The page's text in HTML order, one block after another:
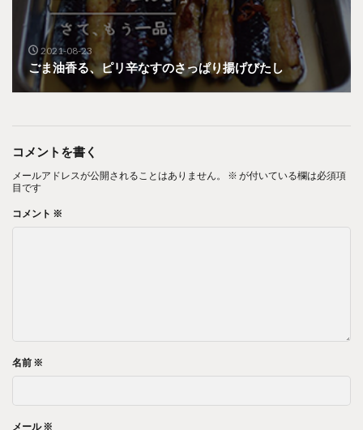
2021-08-23
ごま油香る、ピリ辛なすのさっぱり揚げびたし
コメントを書く
メールアドレスが公開されることはありません。 ※ が付いている欄は必須項
目です
コメント ※
名前 ※
メール※